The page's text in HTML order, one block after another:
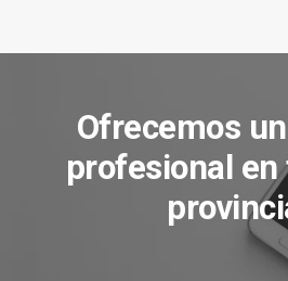
Ofrecemos
profesional en